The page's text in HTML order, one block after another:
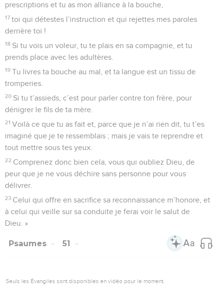
prescriptions et tu as mon alliance à la bouche,
17 toi qui détestes l’instruction et qui rejettes mes paroles
derrière toi !
18 Si tu vois un voleur, tu te plais en sa compagnie, et tu
prends place avec les adultères.
19 Tu livres ta bouche au mal, et ta langue est un tissu de
tromperies.
20 Si tu t’assieds, c’est pour parler contre ton frère, pour
dénigrer le fils de ta mère.
21 Voilà ce que tu as fait et, parce que je n’ai rien dit, tu t’es
imaginé que je te ressemblais ; mais je vais te reprendre et
tout mettre sous tes yeux.
22 Comprenez donc bien cela, vous qui oubliez Dieu, de
peur que je ne vous déchire sans personne pour vous
délivrer.
23 Celui qui offre en sacrifice sa reconnaissance m’honore, et
à celui qui veille sur sa conduite je ferai voir le salut de
Dieu. »
Psaumes 51
Seuls les Évangiles sont disponibles en vidéo pour le moment.